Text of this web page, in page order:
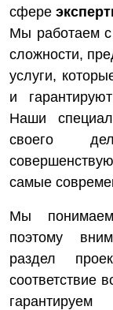
сфере
Мы работаем
сложности,
услуги,
и
Наши
своего
самые
Мы
поэтому
раздел
соответствие